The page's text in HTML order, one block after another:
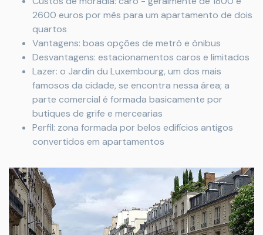
2600 euros por mês para um apartamento de dois
quartos
Vantagens: boas opções de metrô e ônibus
Desvantagens: estacionamentos caros e limitados
Lazer: o Jardin du Luxembourg, um dos mais
famosos da cidade, se encontra nessa área; a
parte comercial é formada basicamente por
butiques de grife e mercearias
Perfil: zona formada por belos edifícios antigos
convertidos em apartamentos